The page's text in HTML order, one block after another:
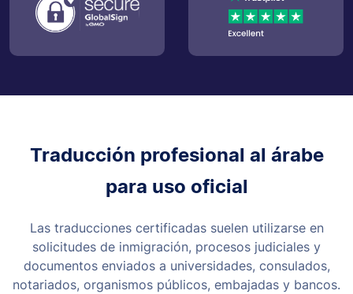
Traducción profesional al árabe
para uso oficial
Las traducciones certificadas suelen utilizarse en
solicitudes de inmigración, procesos judiciales y
documentos enviados a universidades, consulados,
notariados, organismos públicos, embajadas y bancos.